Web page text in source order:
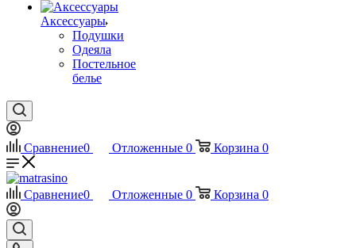
Аксессуары
Подушки
Одеяла
Постельное
белье
Сравнение0 Отложенные 0 Корзина 0
Сравнение0 Отложенные 0 Корзина 0